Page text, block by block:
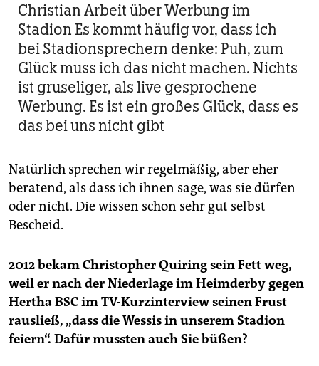
Christian Arbeit über Werbung im
Stadion Es kommt häufig vor, dass ich
bei Stadion­sprechern denke: Puh, zum
Glück muss ich das nicht machen. Nichts
ist gruseliger, als live gesprochene
Werbung. Es ist ein großes Glück, dass es
das bei uns nicht gibt
Natürlich sprechen wir regelmäßig, aber eher
beratend, als dass ich ihnen sage, was sie dürfen
oder nicht. Die wissen schon sehr gut selbst
Bescheid.
2012 bekam Christopher Quiring sein Fett weg,
weil er nach der Niederlage im Heimderby gegen
Hertha BSC im TV-Kurzinterview seinen Frust
rausließ, „dass die Wessis in unserem Stadion
feiern“. Dafür mussten auch Sie büßen?